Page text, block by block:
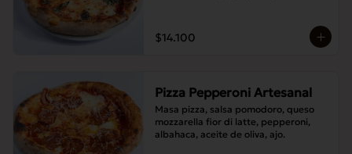
$14.100
Pizza Pepperoni Artesanal
Masa pizza, salsa pomodoro, queso
mozzarella fior di latte, pepperoni,
albahaca, aceite de oliva, ajo.